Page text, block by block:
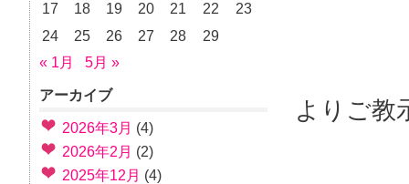
よりご教
17
18 19 20 21 22
23
24
25 26 27 28
29
« 1月
5月 »
アーカイブ
2026年3月 (4)
2026年2月 (2)
2025年12月 (4)